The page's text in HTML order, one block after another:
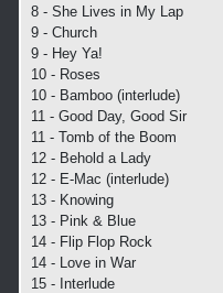
8 - She Lives in My Lap
9 - Church
9 - Hey Ya!
10 - Roses
10 - Bamboo (interlude)
11 - Good Day, Good Sir
11 - Tomb of the Boom
12 - Behold a Lady
12 - E-Mac (interlude)
13 - Knowing
13 - Pink & Blue
14 - Flip Flop Rock
14 - Love in War
15 - Interlude